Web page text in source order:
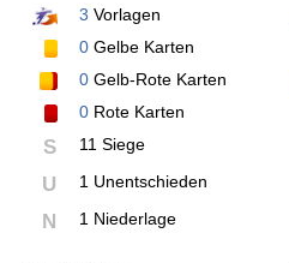
3 Vorlagen
0 Gelbe Karten
0 Gelb-Rote Karten
0 Rote Karten
S 11 Siege
U 1 Unentschieden
N 1 Niederlage